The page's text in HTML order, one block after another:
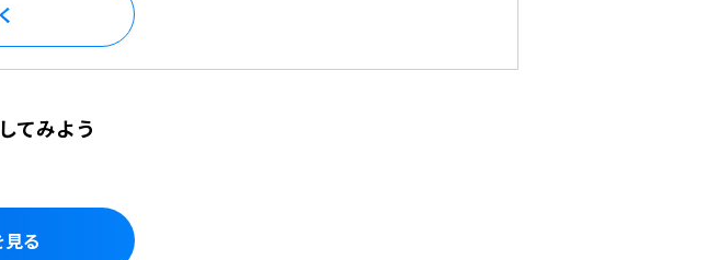
てみよう
る